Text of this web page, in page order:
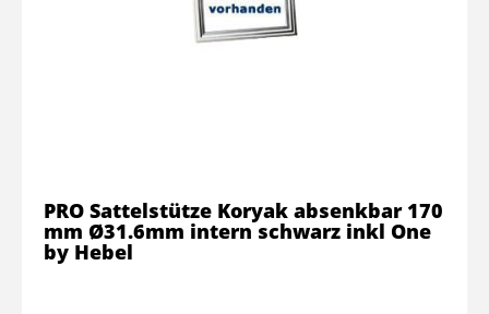
PRO Sattelstütze Koryak absenkbar 170
mm Ø31.6mm intern schwarz inkl One
by Hebel